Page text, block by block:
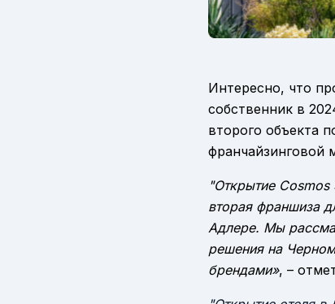
Интересно, что
собственник в
второго объекта
франчайзинговой
"Открытие
вторая франшиза
Адлере. Мы
решения на
брендами», –